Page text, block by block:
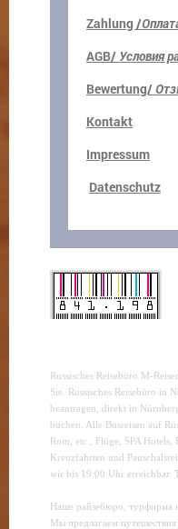
Zahlung /
AGB/ Условия
Bewertung/
Kontakt
Impressum
Datenschutz
Russisches Reisebüro M-
Sie. Russisches Reisebüro in
beantragen, direkt in
buchen. Alle Busreisen auf
Rom, etc., Flüge, SPA Hotels,
Kreuzfahrten und
wir bis 19:00 Uhr erreichbar.
Наше райзебюро, турфирма
Мы предлагаем